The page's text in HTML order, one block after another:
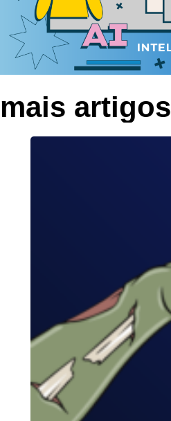
mais artigos